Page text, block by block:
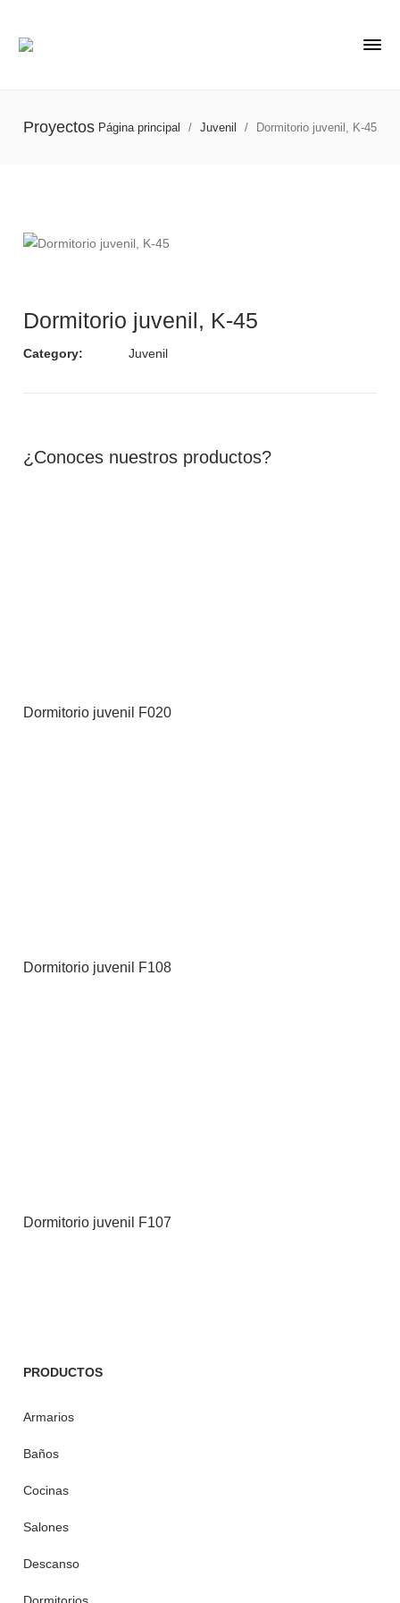
Proyectos Página principal / Juvenil / Dormitorio juvenil, K-45
Dormitorio juvenil, K-45
Category: Juvenil
¿Conoces nuestros productos?
Dormitorio juvenil F020
Dormitorio juvenil F108
Dormitorio juvenil F107
PRODUCTOS
Armarios
Baños
Cocinas
Salones
Descanso
Dormitorios